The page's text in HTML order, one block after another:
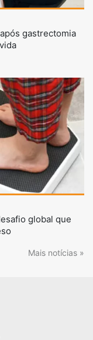
gastrectomia
global que
Mais notícias »